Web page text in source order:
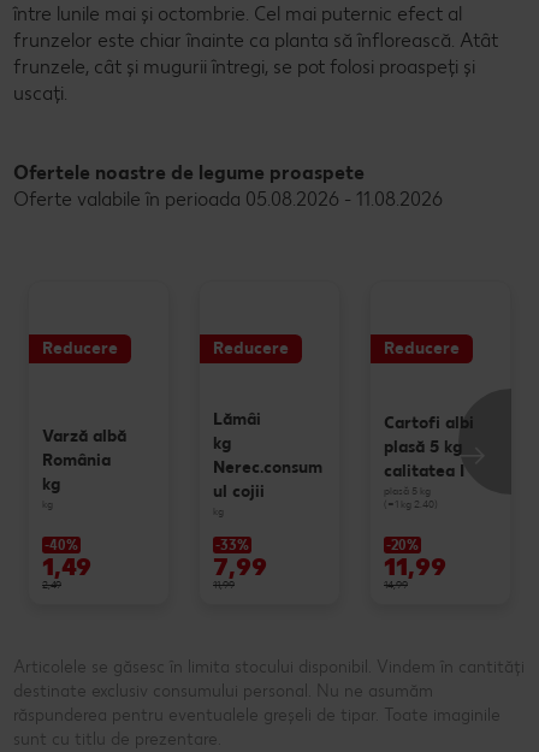
între lunile mai și octombrie. Cel mai puternic efect al
frunzelor este chiar înainte ca planta să înflorească. Atât
frunzele, cât și mugurii întregi, se pot folosi proaspeți și
uscați.
Ofertele noastre de legume proaspete
Oferte valabile în perioada 05.08.2026 - 11.08.2026
Reducere
Varză albă
România
kg
kg
-40%
1,49
2,49
Reducere
Lămâi
kg
Nerec.consum
ul cojii
kg
-33%
7,99
11,99
Reducere
Cartofi albi
plasă 5 kg
calitatea I
plasă 5 kg
(=1 kg 2.40)
-20%
11,99
14,99
Articolele se găsesc în limita stocului disponibil. Vindem în cantități
destinate exclusiv consumului personal. Nu ne asumăm
răspunderea pentru eventualele greșeli de tipar. Toate imaginile
sunt cu titlu de prezentare.